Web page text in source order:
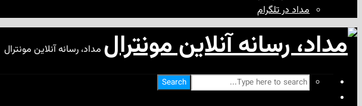
مداد در تلگرام
مداد، رسانه آنلاین مونترال
Search